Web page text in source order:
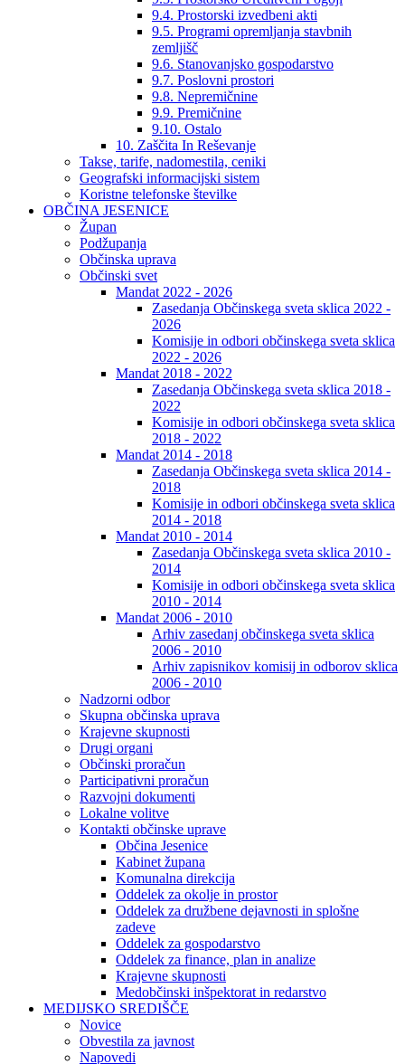
9.4. Prostorski izvedbeni akti
9.5. Programi opremljanja stavbnih
zemljišč
9.6. Stanovanjsko gospodarstvo
9.7. Poslovni prostori
9.8. Nepremičnine
9.9. Premičnine
9.10. Ostalo
10. Zaščita In Reševanje
Takse, tarife, nadomestila, ceniki
Geografski informacijski sistem
Koristne telefonske številke
OBČINA JESENICE
Župan
Podžupanja
Občinska uprava
Občinski svet
Mandat 2022 - 2026
Zasedanja Občinskega sveta sklica 2022 -
2026
Komisije in odbori občinskega sveta sklica
2022 - 2026
Mandat 2018 - 2022
Zasedanja Občinskega sveta sklica 2018 -
2022
Komisije in odbori občinskega sveta sklica
2018 - 2022
Mandat 2014 - 2018
Zasedanja Občinskega sveta sklica 2014 -
2018
Komisije in odbori občinskega sveta sklica
2014 - 2018
Mandat 2010 - 2014
Zasedanja Občinskega sveta sklica 2010 -
2014
Komisije in odbori občinskega sveta sklica
2010 - 2014
Mandat 2006 - 2010
Arhiv zasedanj občinskega sveta sklica
2006 - 2010
Arhiv zapisnikov komisij in odborov sklica
2006 - 2010
Nadzorni odbor
Skupna občinska uprava
Krajevne skupnosti
Drugi organi
Občinski proračun
Participativni proračun
Razvojni dokumenti
Lokalne volitve
Kontakti občinske uprave
Občina Jesenice
Kabinet župana
Komunalna direkcija
Oddelek za okolje in prostor
Oddelek za družbene dejavnosti in splošne
zadeve
Oddelek za gospodarstvo
Oddelek za finance, plan in analize
Krajevne skupnosti
Medobčinski inšpektorat in redarstvo
MEDIJSKO SREDIŠČE
Novice
Obvestila za javnost
Napovedi